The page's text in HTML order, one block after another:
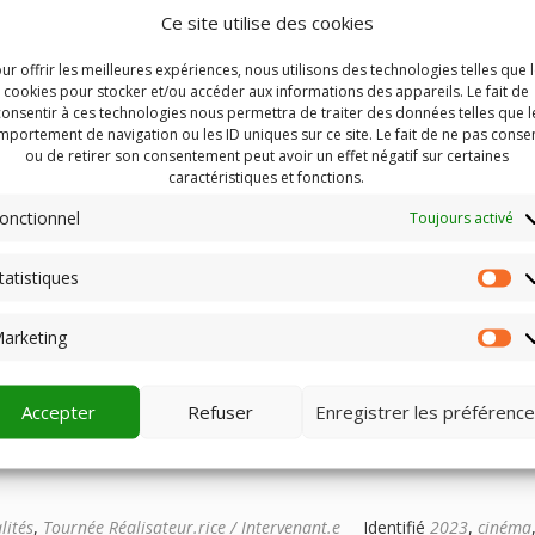
Ce site utilise des cookies
offrir les meilleures expériences, nous utilisons des technologies telles que
cookies pour stocker et/ou accéder aux informations des appareils. Le fait de
à ces technologies nous permettra de traiter des données telles que
de navigation ou les ID uniques sur ce site. Le fait de ne pas
ou de retirer son consentement peut avoir un effet négatif sur certaines
caractéristiques et fonctions.
Toujours activé
Accepter Refuser Enregistrer les
part à la rencontre des spectateurs pour leur présenter son
loups, VIVRE AVEC LES LOUPS, du 14 au 15 mars dans
,Tournée Réalisateur.rice / Intervenant.e
Gokalp
les 26 avril à Courpière et le 27 avril à Yssingeaux. Pour ce film
dans les usines Michelin.
, Tournée Réalisateur.rice / Intervenant.e Identifié 2023, cinéma,